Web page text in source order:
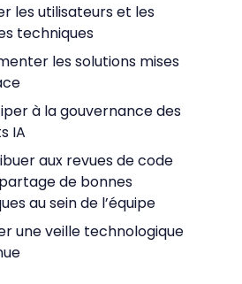
les utilisateurs et les
techniques
les solutions mises
à la gouvernance des
IA
aux revues de code
de bonnes
au sein de l’équipe
une veille technologique